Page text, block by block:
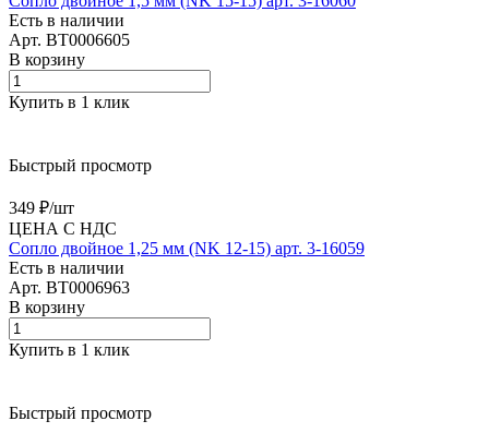
Есть в наличии
Арт. BT0006605
В корзину
Купить в 1 клик
Быстрый просмотр
349 ₽/шт
ЦЕНА С НДС
Сопло двойное 1,25 мм (NK 12-15) арт. 3-16059
Есть в наличии
Арт. BT0006963
В корзину
Купить в 1 клик
Быстрый просмотр